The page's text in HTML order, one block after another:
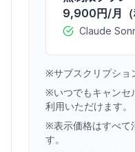
9,900円/月（
Claude
※サブスクリプショ
※いつでもキャンセ
利用いただけます。
※表示価格はすべて
す。